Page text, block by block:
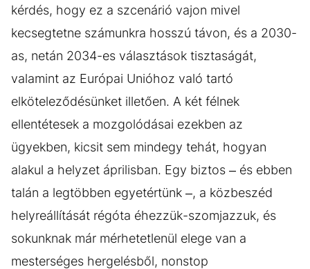
kérdés, hogy ez a szcenárió vajon mivel
kecsegtetne számunkra hosszú távon, és a 2030-
as, netán 2034-es választások tisztaságát,
valamint az Európai Unióhoz való tartó
elköteleződésünket illetően. A két félnek
ellentétesek a mozgolódásai ezekben az
ügyekben, kicsit sem mindegy tehát, hogyan
alakul a helyzet áprilisban. Egy biztos – és ebben
talán a legtöbben egyetértünk –, a közbeszéd
helyreállítását régóta éhezzük-szomjazzuk, és
sokunknak már mérhetetlenül elege van a
mesterséges hergelésből, nonstop